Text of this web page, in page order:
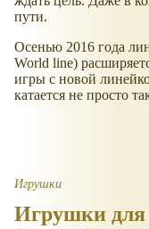
пути.
Осенью 2016 года
World line)
игры с новой
катается не просто
Игрушки
Игрушки для